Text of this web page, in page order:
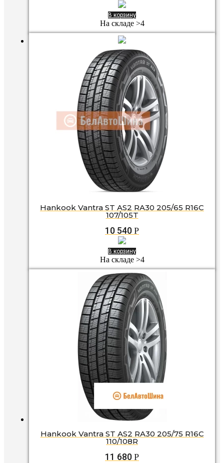
В корзину
На складе >4
Hankook Vantra ST AS2 RA30 205/65 R16C
107/105T
10 540 Р
В корзину
На складе >4
Hankook Vantra ST AS2 RA30 205/75 R16C
110/108R
11 680 Р